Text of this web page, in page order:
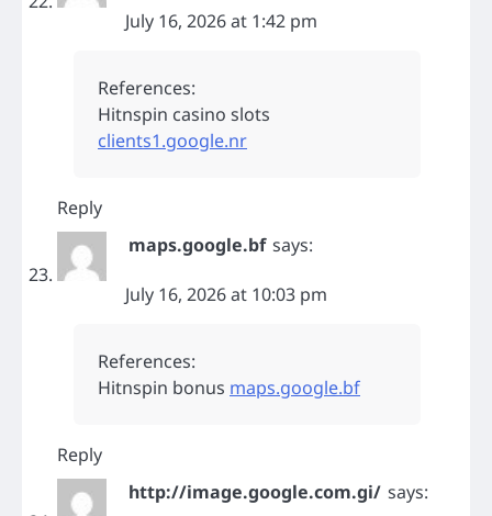
July 16, 2026 at 1:42 pm
References:
Hitnspin casino slots
clients1.google.nr
Reply
maps.google.bf says:
July 16, 2026 at 10:03 pm
References:
Hitnspin bonus maps.google.bf
Reply
http://image.google.com.gi/ says: